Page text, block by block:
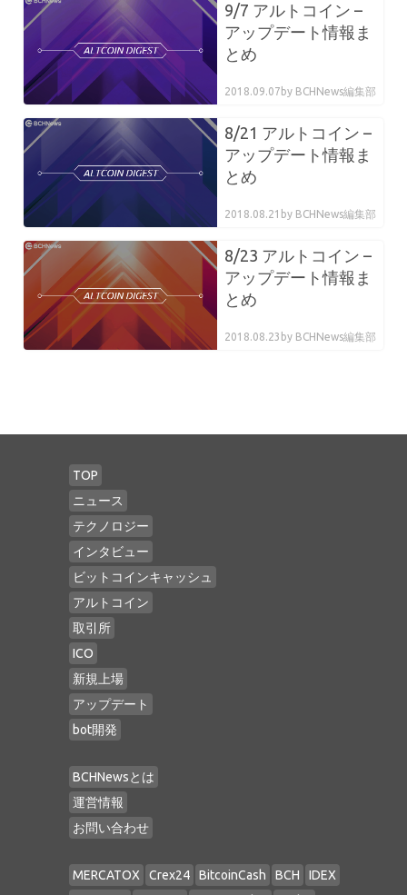
9/7 アルトコイン –
アップデート情報ま
とめ
2018.09.07 by BCHNews編集部
8/21 アルトコイン –
アップデート情報ま
とめ
2018.08.21 by BCHNews編集部
8/23 アルトコイン –
アップデート情報ま
とめ
2018.08.23 by BCHNews編集部
TOP
ニュース
テクノロジー
インタビュー
ビットコインキャッシュ
アルトコイン
取引所
ICO
新規上場
アップデート
bot開発
BCHNewsとは
運営情報
お問い合わせ
MERCATOX Crex24 BitcoinCash BCH
IDEX